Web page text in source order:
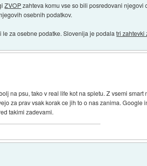
ZVOPzahteva komu vse so bili posredovani
osebnih podatkov.
le za osebne podatke. Slovenija je podalatri zahtevki
na psu, tako v real life kot na spletu. Z vsemi
za prav vsak korak ce jih to o nas zanima.
takimi zadevami.